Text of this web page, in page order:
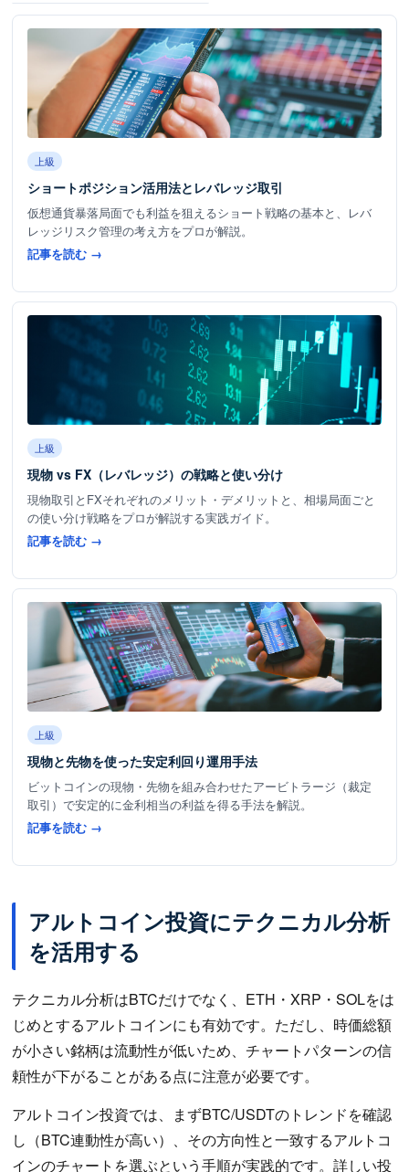
上級
ショートポジション活用法とレバレッジ取引
仮想通貨暴落局面でも利益を狙えるショート戦略の基本と、レバ
レッジリスク管理の考え方をプロが解説。
記事を読む →
上級
現物 vs FX（レバレッジ）の戦略と使い分け
現物取引とFXそれぞれのメリット・デメリットと、相場局面ごと
の使い分け戦略をプロが解説する実践ガイド。
記事を読む →
上級
現物と先物を使った安定利回り運用手法
ビットコインの現物・先物を組み合わせたアービトラージ（裁定
取引）で安定的に金利相当の利益を得る手法を解説。
記事を読む →
アルトコイン投資にテクニカル分析
を活用する
テクニカル分析はBTCだけでなく、ETH・XRP・SOLをは
じめとするアルトコインにも有効です。ただし、時価総額
が小さい銘柄は流動性が低いため、チャートパターンの信
頼性が下がることがある点に注意が必要です。
アルトコイン投資では、まずBTC/USDTのトレンドを確認
し（BTC連動性が高い）、その方向性と一致するアルトコ
インのチャートを選ぶという手順が実践的です。詳しい投